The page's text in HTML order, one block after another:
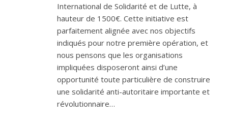
International de Solidarité et de Lutte, à
hauteur de 1500€. Cette initiative est
parfaitement alignée avec nos objectifs
indiqués pour notre première opération, et
nous pensons que les organisations
impliquées disposeront ainsi d’une
opportunité toute particulière de construire
une solidarité anti-autoritaire importante et
révolutionnaire…